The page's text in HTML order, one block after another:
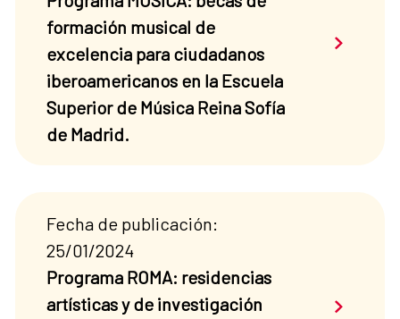
formación musical de
excelencia para ciudadanos
iberoamericanos en la Escuela
Superior de Música Reina Sofía
de Madrid.
Saber
Fecha de publicación:
25/01/2024
Programa ROMA: residencias
artísticas y de investigación
Saber